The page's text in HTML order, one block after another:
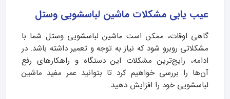
عیب یابی مشکلات ماشین لباسشویی وستل
گاهی اوقات، ممکن است ماشین لباسشویی وستل شما با
مشکلاتی روبرو شود که نیاز به توجه و تعمیر داشته باشد. در
ادامه، رایج‌ترین مشکلات این دستگاه و راهکارهای رفع
آن‌ها را بررسی خواهیم کرد تا بتوانید عمر مفید ماشین
لباسشویی خود را افزایش دهید.